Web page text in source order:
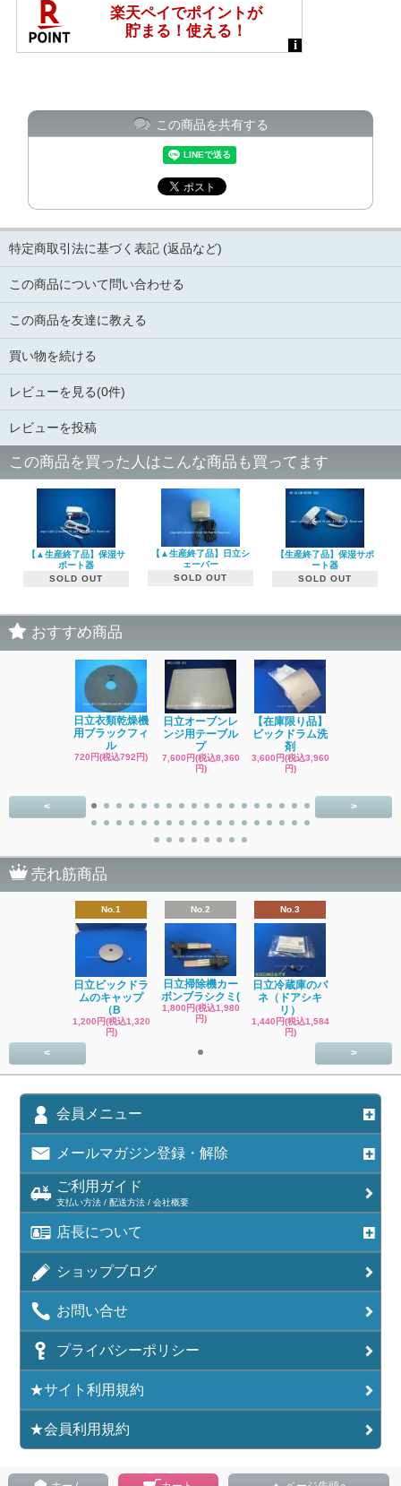
この商品を共有する
特定商取引法に基づく表記 (返品など)
この商品について問い合わせる
この商品を友達に教える
買い物を続ける
レビューを見る(0件)
レビューを投稿
この商品を買った人はこんな商品も買ってます
【▲生産終了品】保湿サ
ポート器
SOLD OUT
【▲生産終了品】日立シ
ェーバー
SOLD OUT
【生産終了品】保湿サポ
ート器
SOLD OUT
おすすめ商品
日立衣類乾燥機
用ブラックフィ
ル
720円(税込792円)
日立オーブンレ
ンジ用テーブル
プ
7,600円(税込8,360
円)
【在庫限り品】
ビックドラム洗
剤
3,600円(税込3,960
円)
< >
売れ筋商品
No.1
日立ビックドラ
ムのキャップ
（B
1,200円(税込1,320
円)
No.2
日立掃除機カー
ボンブラシクミ(
1,800円(税込1,980
円)
No.3
日立冷蔵庫のバ
ネ（ドアシキ
リ）
1,440円(税込1,584
円)
< >
会員メニュー
メールマガジン登録・解除
ご利用ガイド
支払い方法 / 配送方法 / 会社概要
店長について
ショップブログ
お問い合せ
プライバシーポリシー
★サイト利用規約
★会員利用規約